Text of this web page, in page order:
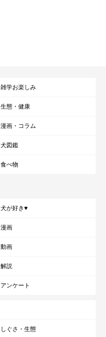
雑学お楽しみ
生態・健康
漫画・コラム
犬図鑑
食べ物
犬が好き♥
漫画
動画
解説
アンケート
しぐさ・生態